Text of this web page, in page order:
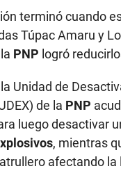
terminó cuando
Túpac Amaru y
PNP logró
Unidad de
de la PNP
luego desactivar
, mientras
afectando la